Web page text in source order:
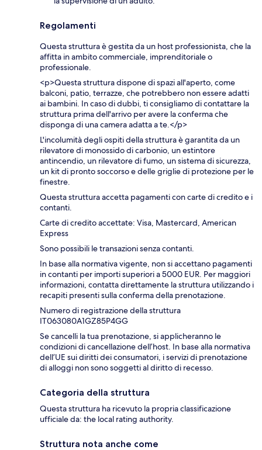
Regolamenti
Questa struttura è gestita da un host professionista, che la
affitta in ambito commerciale, imprenditoriale o
professionale.
<p>Questa struttura dispone di spazi all'aperto, come
balconi, patio, terrazze, che potrebbero non essere adatti
ai bambini. In caso di dubbi, ti consigliamo di contattare la
struttura prima dell'arrivo per avere la conferma che
disponga di una camera adatta a te.</p>
L'incolumità degli ospiti della struttura è garantita da un
rilevatore di monossido di carbonio, un estintore
antincendio, un rilevatore di fumo, un sistema di sicurezza,
un kit di pronto soccorso e delle griglie di protezione per le
finestre.
Questa struttura accetta pagamenti con carte di credito e i
contanti.
Carte di credito accettate: Visa, Mastercard, American
Express
Sono possibili le transazioni senza contanti.
In base alla normativa vigente, non si accettano pagamenti
in contanti per importi superiori a 5000 EUR. Per maggiori
informazioni, contatta direttamente la struttura utilizzando i
recapiti presenti sulla conferma della prenotazione.
Numero di registrazione della struttura
IT063080A1GZ85P4GG
Se cancelli la tua prenotazione, si applicheranno le
condizioni di cancellazione dell’host. In base alla normativa
dell’UE sui diritti dei consumatori, i servizi di prenotazione
di alloggi non sono soggetti al diritto di recesso.
Categoria della struttura
Questa struttura ha ricevuto la propria classificazione
ufficiale da: the local rating authority.
Struttura nota anche come